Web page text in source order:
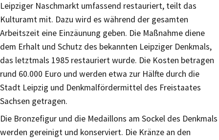
Leipziger Naschmarkt umfassend restauriert, teilt das
Kulturamt mit. Dazu wird es während der gesamten
Arbeitszeit eine Einzäunung geben. Die Maßnahme diene
dem Erhalt und Schutz des bekannten Leipziger Denkmals,
das letztmals 1985 restauriert wurde. Die Kosten betragen
rund 60.000 Euro und werden etwa zur Hälfte durch die
Stadt Leipzig und Denkmalfördermittel des Freistaates
Sachsen getragen.
Die Bronzefigur und die Medaillons am Sockel des Denkmals
werden gereinigt und konserviert. Die Kränze an den